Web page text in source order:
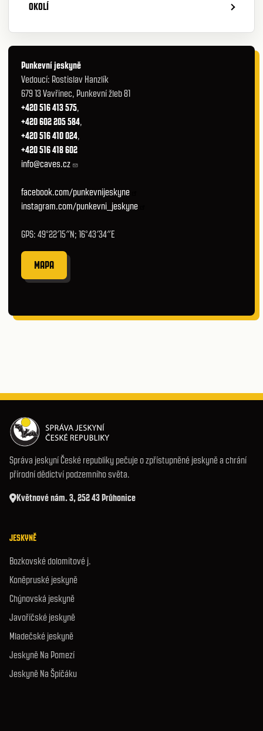
OKOLÍ
Punkevní jeskyně
Vedoucí: Rostislav Hanzlík
679 13 Vavřinec, Punkevní žleb 81
+420 516 413 575,
+420 602 205 584,
+420 516 410 024,
+420 516 418 602
info@caves.cz
facebook.com/punkevnijeskyne
instagram.com/punkevni_jeskyne
GPS: 49°22′15″N; 16°43′34″E
MAPA
Správa jeskyní České republiky pečuje o zpřístupněné jeskyně a chrání
přírodní dědictví podzemního světa.
Květnové nám. 3, 252 43 Průhonice
JESKYNĚ
Bozkovské dolomitové j.
Koněpruské jeskyně
Chýnovská jeskyně
Javoříčské jeskyně
Mladečské jeskyně
Jeskyně Na Pomezí
Jeskyně Na Špičáku